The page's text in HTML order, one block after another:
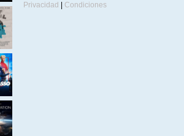
Privacidad
Condiciones